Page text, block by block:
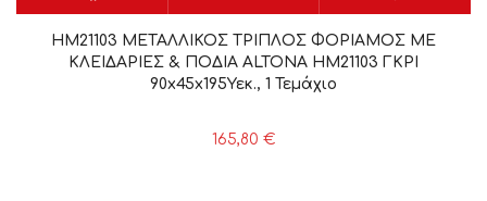
HM21103 ΜΕΤΑΛΛΙΚΟΣ ΤΡΙΠΛΟΣ ΦΟΡΙΑΜΟΣ ΜΕ
ΚΛΕΙΔΑΡΙΕΣ & ΠΟΔΙΑ ALTONA HM21103 ΓΚΡΙ
90x45x195Υεκ., 1 Τεμάχιο
165,80 €